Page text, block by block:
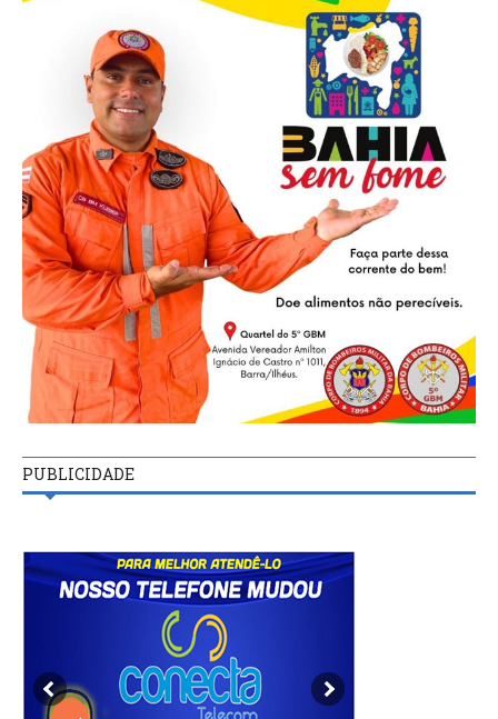
PUBLICIDADE